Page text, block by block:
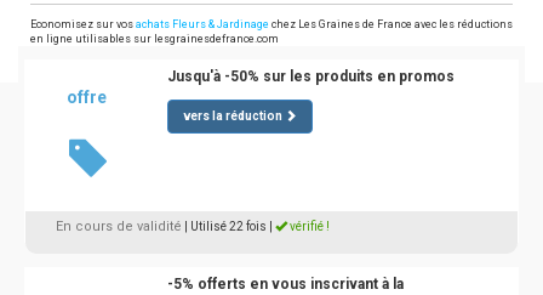
Economisez sur vos achats Fleurs & Jardinage chez Les Graines de France avec les réductions
en ligne utilisables sur lesgrainesdefrance.com
offre
Jusqu'à -50% sur les produits en promos
vers la réduction
En cours de validité | Utilisé 22 fois vérifié !
-5% offerts en vous inscrivant à la